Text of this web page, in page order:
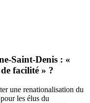
Saint-Denis : «
facilité » ?
une renationalisation du
les élus du